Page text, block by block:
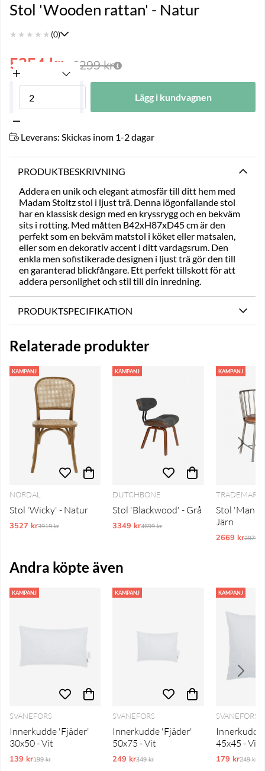
Stol 'Wooden rattan' - Natur
★ ★ ★ ★ ★ (0)
6299kr
5354 kr
Lägg i kundvagnen
Leverans: Skickas inom 1-2 dagar
PRODUKTBESKRIVNING
Addera en unik och elegant atmosfär till ditt hem med
Madam Stoltz stol i ljust trä. Denna iögonfallande stol
har en klassisk design med en kryssrygg och en bekväm
sits i rotting. Med måtten B42xH87xD45 cm är den
perfekt som en bekväm matstol i köket eller matsalen,
eller som en dekorativ accent i ditt vardagsrum. Den
enkla men sofistikerade designen i ljust trä gör den till
en garanterad blickfångare. Ett perfekt tillskott för att
addera personlighet och stil till din inredning.
PRODUKTSPECIFIKATION
Relaterade produkter
KAMPANJ
NORDAL
Stol 'Wicky' - Natur
3527 krOrdinarie pris:
3919 kr
KAMPANJ
DUTCHBONE
Stol 'Blackwood' - Grå
3349 krOrdinarie pris:
4699 kr
KAMPANJ
Stol
Järn
2669 kr2979 kr
Andra köpte även
KAMPANJ
SVANEFORS
Innerkudde 'Fjäder'
30x50 - Vit
139 krOrdinarie pris:
199 kr
KAMPANJ
SVANEFORS
Innerkudde 'Fjäder'
50x75 - Vit
249 krOrdinarie pris:
349 kr
KAMPANJ
SVANEFORS
45x45 - Vit
179 kr249 kr